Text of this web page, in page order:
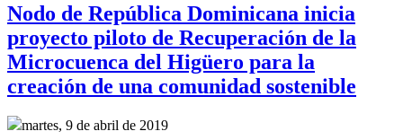
Nodo de República Dominicana inicia
proyecto piloto de Recuperación de la
Microcuenca del Higüero para la
creación de una comunidad sostenible
martes, 9 de abril de 2019